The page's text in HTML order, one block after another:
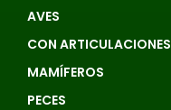
AVES
CON ARTICULACIONES
MAMÍFEROS
PECES